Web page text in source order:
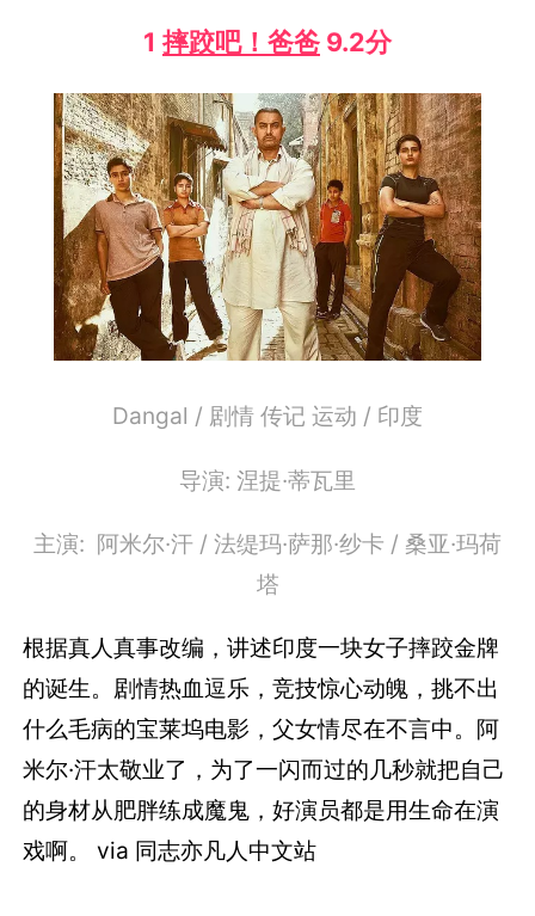
1 摔跤吧！爸爸 9.2分
Dangal / 剧情 传记 运动 / 印度
导演: 涅提·蒂瓦里
主演: 阿米尔·汗 / 法缇玛·萨那·纱卡 / 桑亚·玛荷
塔
根据真人真事改编，讲述印度一块女子摔跤金牌
的诞生。剧情热血逗乐，竞技惊心动魄，挑不出
什么毛病的宝莱坞电影，父女情尽在不言中。阿
米尔·汗太敬业了，为了一闪而过的几秒就把自己
的身材从肥胖练成魔鬼，好演员都是用生命在演
戏啊。 via 同志亦凡人中文站